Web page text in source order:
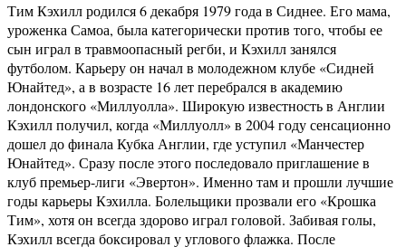
Тим Кэхилл родился 6 декабря 1979 года в Сиднее. Его мама,
уроженка Самоа, была категорически против того, чтобы ее
сын играл в травмоопасный регби, и Кэхилл занялся
футболом. Карьеру он начал в молодежном клубе «Сидней
Юнайтед», а в возрасте 16 лет перебрался в академию
лондонского «Миллуолла». Широкую известность в Англии
Кэхилл получил, когда «Миллуолл» в 2004 году сенсационно
дошел до финала Кубка Англии, где уступил «Манчестер
Юнайтед». Сразу после этого последовало приглашение в
клуб премьер-лиги «Эвертон». Именно там и прошли лучшие
годы карьеры Кэхилла. Болельщики прозвали его «Крошка
Тим», хотя он всегда здорово играл головой. Забивая голы,
Кэхилл всегда боксировал у углового флажка. После